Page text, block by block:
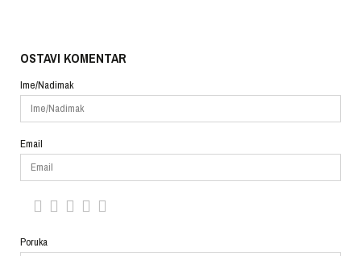
OSTAVI KOMENTAR
Ime/Nadimak
Email
Poruka